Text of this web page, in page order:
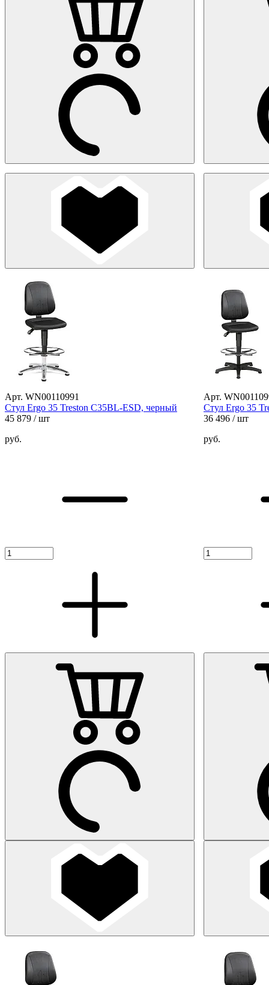
Арт. WN00110991
Стул Ergo 35 Treston C35BL-ESD, черный
45 879 / шт
руб.
Арт.
Стул Ergo 35
36 496 / шт
руб.